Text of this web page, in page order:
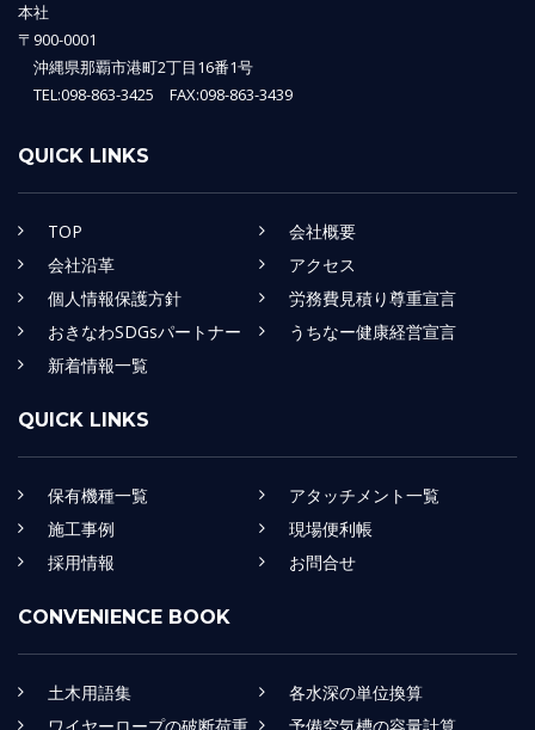
本社
〒900-0001
沖縄県那覇市港町2丁目16番1号
TEL:098-863-3425 FAX:098-863-3439
QUICK LINKS
TOP
会社概要
会社沿革
アクセス
個人情報保護方針
労務費見積り尊重宣言
おきなわSDGsパートナー
うちなー健康経営宣言
新着情報一覧
QUICK LINKS
保有機種一覧
アタッチメント一覧
施工事例
現場便利帳
採用情報
お問合せ
CONVENIENCE BOOK
土木用語集
各水深の単位換算